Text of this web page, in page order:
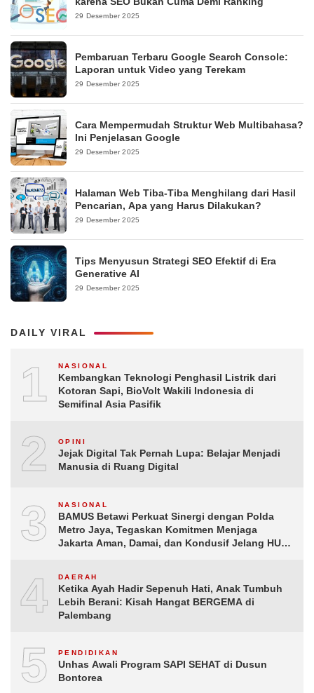
29 Desember 2025
Pembaruan Terbaru Google Search Console:
Laporan untuk Video yang Terekam
29 Desember 2025
Cara Mempermudah Struktur Web Multibahasa?
Ini Penjelasan Google
29 Desember 2025
Halaman Web Tiba-Tiba Menghilang dari Hasil
Pencarian, Apa yang Harus Dilakukan?
29 Desember 2025
Tips Menyusun Strategi SEO Efektif di Era
Generative AI
29 Desember 2025
DAILY VIRAL
1 NASIONAL
Kembangkan Teknologi Penghasil Listrik dari
Kotoran Sapi, BioVolt Wakili Indonesia di
Semifinal Asia Pasifik
2 OPINI
Jejak Digital Tak Pernah Lupa: Belajar Menjadi
Manusia di Ruang Digital
3 NASIONAL
BAMUS Betawi Perkuat Sinergi dengan Polda
Metro Jaya, Tegaskan Komitmen Menjaga
Jakarta Aman, Damai, dan Kondusif Jelang HUT
4 DAERAH
Ketika Ayah Hadir Sepenuh Hati, Anak Tumbuh
Lebih Berani: Kisah Hangat BERGEMA di
Palembang
5 PENDIDIKAN
Unhas Awali Program SAPI SEHAT di Dusun
Bontorea